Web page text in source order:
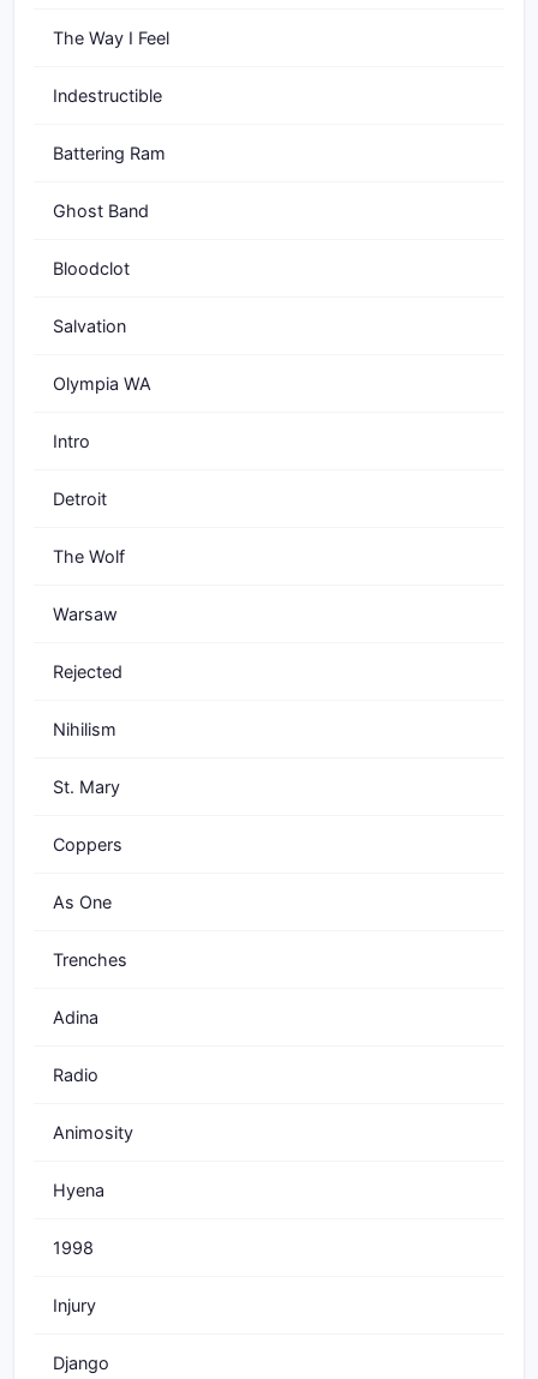
The Way I Feel
Indestructible
Battering Ram
Ghost Band
Bloodclot
Salvation
Olympia WA
Intro
Detroit
The Wolf
Warsaw
Rejected
Nihilism
St. Mary
Coppers
As One
Trenches
Adina
Radio
Animosity
Hyena
1998
Injury
Django